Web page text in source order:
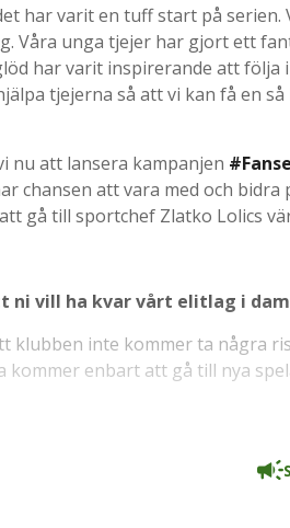
har varit en tuff start på serien.
Våra unga tjejer har gjort ett
har varit inspirerande att följa
tjejerna så att vi kan få en
nu att lansera kampanjen
chansen att vara med och
gå till sportchef Zlatko Lolics
ni vill ha kvar vårt elitlag i
klubben inte kommer ta några
kommer enbart att gå till nya